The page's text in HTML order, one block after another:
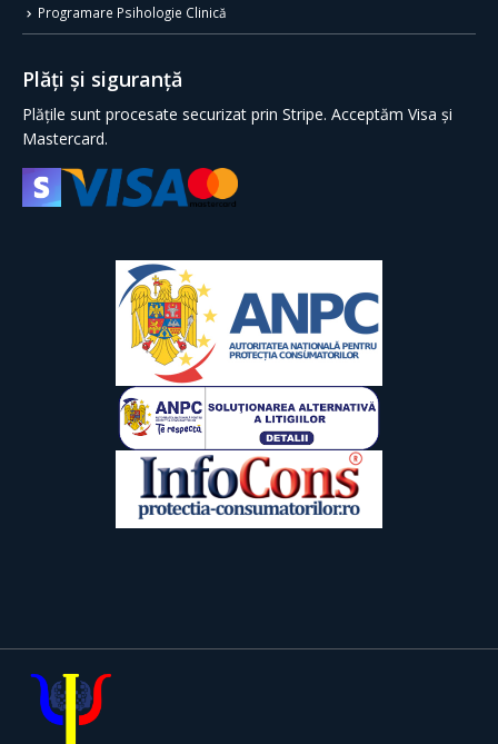
Programare Psihologie Clinică
Plăți și siguranță
Plățile sunt procesate securizat prin Stripe. Acceptăm Visa și
Mastercard.